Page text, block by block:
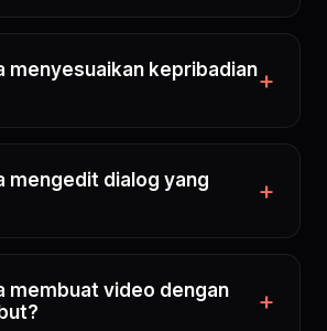
menyesuaikan kepribadian
mengedit dialog yang
membuat video dengan